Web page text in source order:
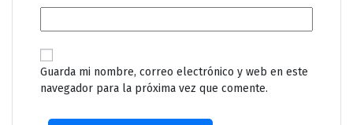
Guarda mi nombre, correo electrónico y web en este
navegador para la próxima vez que comente.